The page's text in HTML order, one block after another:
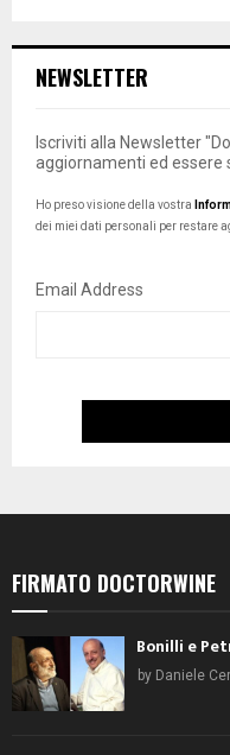
NEWSLETTER
Iscriviti alla Newsletter
aggiornamenti ed essere
Ho preso visione della vostra
dei miei dati personali per restare
Email Address
FIRMATO DOCTORWINE
Bonilli e
by Daniele